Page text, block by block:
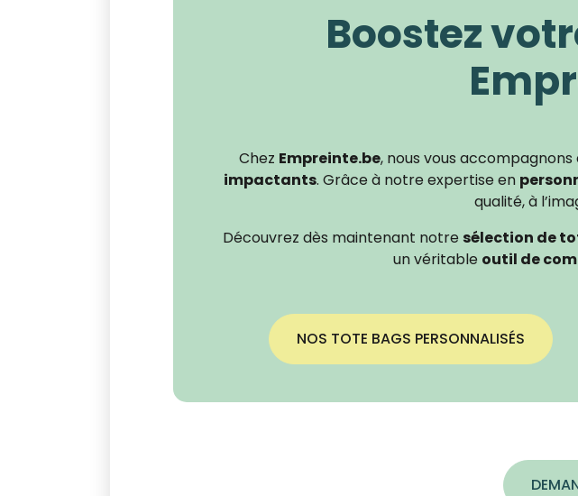
Boostez
Chez Empreinte.be, nous vous
impactants. Grâce à notre expertise en
qualité, à
Découvrez dès maintenant notre sélection de
un véritable outil de
NOS TOTE BAGS PERSONNALISÉS